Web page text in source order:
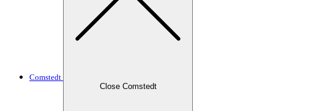
Comstedt
Close Comstedt